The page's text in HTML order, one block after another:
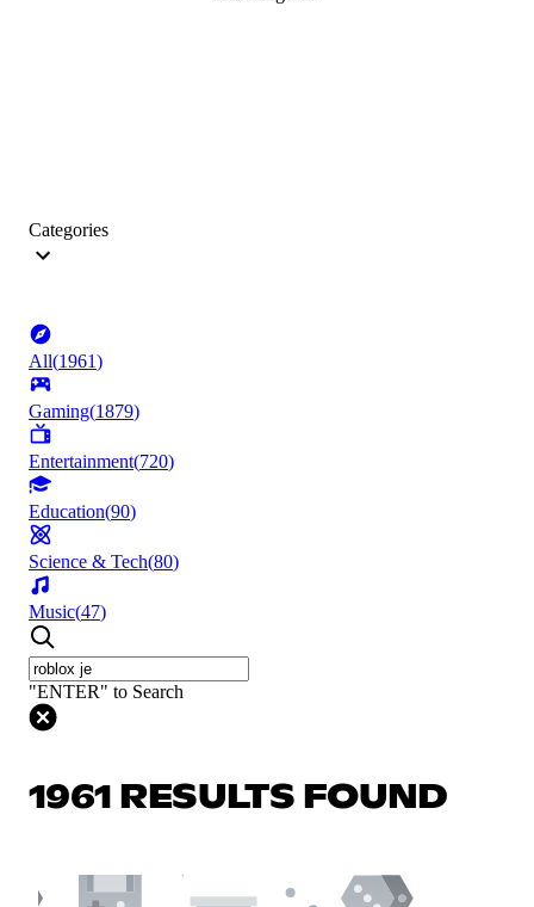
Categories
All(1961)
Gaming(1879)
Entertainment(720)
Education(90)
Science & Tech(80)
Music(47)
"ENTER" to Search
1961 RESULTS FOUND